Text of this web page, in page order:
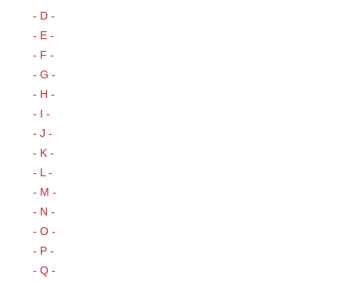
- D -
- E -
- F -
- G -
- H -
- I -
- J -
- K -
- L -
- M -
- N -
- O -
- P -
- Q -